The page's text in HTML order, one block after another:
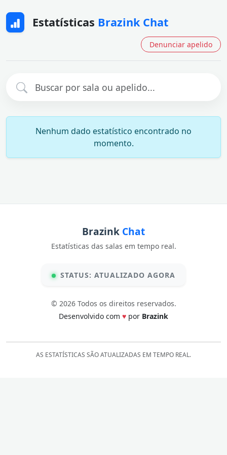
Estatísticas Brazink Chat
Denunciar apelido
Nenhum dado estatístico encontrado no
momento.
Brazink Chat
Estatísticas das salas em tempo real.
STATUS: ATUALIZADO AGORA
© 2026 Todos os direitos reservados.
Desenvolvido com ♥ por Brazink
AS ESTATÍSTICAS SÃO ATUALIZADAS EM TEMPO REAL.